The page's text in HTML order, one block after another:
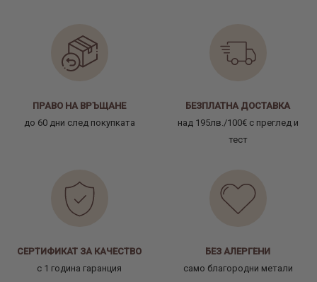
ПРАВО НА ВРЪЩАНЕ
до 60 дни след покупката
БЕЗПЛАТНА ДОСТАВКА
над 195лв./100€ с преглед и
тест
СЕРТИФИКАТ ЗА КАЧЕСТВО
с 1 година гаранция
БЕЗ АЛЕРГЕНИ
само благородни метали